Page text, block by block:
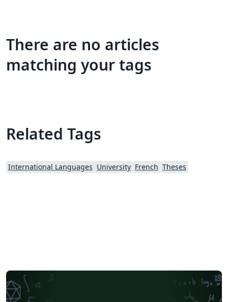
There are no articles
matching your tags
Related Tags
International Languages University French Theses